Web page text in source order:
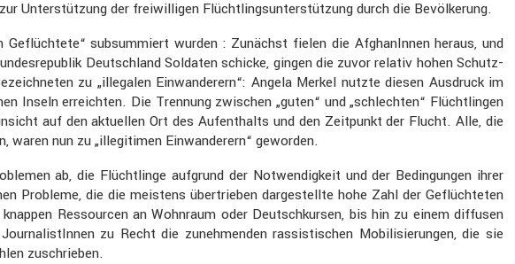
Unter­stüt­zung der freiwil­ligen Flücht­lings­un­ter­stüt­zung durch die Bevöl­ke­rung.
subsum­miert wurden : Zunächst fielen die Afgha­nInnen heraus, und
Deutsch­land Soldaten schicke, gingen die zuvor relativ hohen Schutz­
zu „illegalen Einwan­de­rern“: Angela Merkel nutzte diesen Ausdruck im
Inseln erreichten. Die Trennung zwischen „guten“ und „schlechten“ Flücht­lingen
auf den aktuellen Ort des Aufent­halts und den Zeitpunkt der Flucht. Alle, die
nun zu „illegi­timen Einwan­de­rern“ geworden.
ab, die Flücht­linge aufgrund der Notwen­dig­keit und der Bedin­gungen ihrer
Probleme, die die meistens übertrieben darge­stellte hohe Zahl der Geflüch­teten
Ressourcen an Wohnraum oder Deutsch­kursen, bis hin zu einem diffusen
zu Recht die zuneh­menden rassis­ti­schen Mobili­sie­rungen, die sie
zuschrieben.